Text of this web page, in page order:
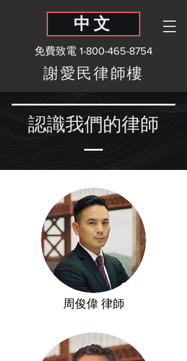
免費致電 1-800-465-8754
中文
謝愛民律師樓
認識我們的律師
​周俊偉 律師